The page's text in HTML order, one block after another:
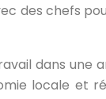
des chefs
dans une
locale et